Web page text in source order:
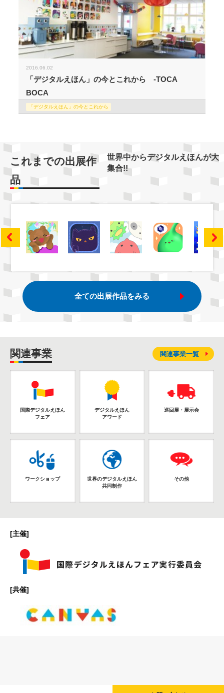
2016.06.02
「デジタルえほん」の今とこれから -TOCA
BOCA
「デジタルえほん」の今とこれから
これまでの出展作
品
世界中からデジタルえほんが大
集合!!
全ての出展作品をみる
関連事業
国際デジタルえほん
フェア
デジタルえほん
アワード
巡回展・展示会
ワークショップ
世界のデジタルえほん
共同制作
その他
関連事業一覧
[主催]
[共催]